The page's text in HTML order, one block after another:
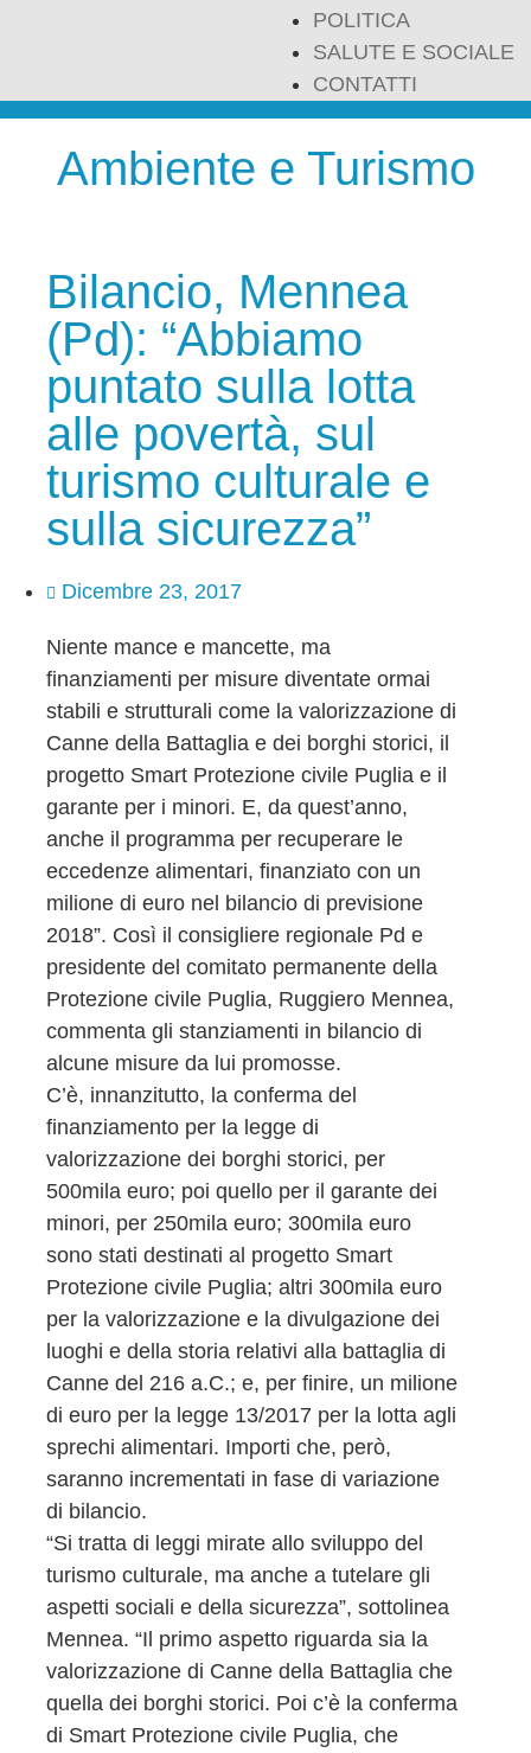
POLITICA
SALUTE E SOCIALE
CONTATTI
Ambiente e Turismo
Bilancio, Mennea
(Pd): “Abbiamo
puntato sulla lotta
alle povertà, sul
turismo culturale e
sulla sicurezza”
Dicembre 23, 2017
Niente mance e mancette, ma
finanziamenti per misure diventate ormai
stabili e strutturali come la valorizzazione di
Canne della Battaglia e dei borghi storici, il
progetto Smart Protezione civile Puglia e il
garante per i minori. E, da quest’anno,
anche il programma per recuperare le
eccedenze alimentari, finanziato con un
milione di euro nel bilancio di previsione
2018”. Così il consigliere regionale Pd e
presidente del comitato permanente della
Protezione civile Puglia, Ruggiero Mennea,
commenta gli stanziamenti in bilancio di
alcune misure da lui promosse.
C’è, innanzitutto, la conferma del
finanziamento per la legge di
valorizzazione dei borghi storici, per
500mila euro; poi quello per il garante dei
minori, per 250mila euro; 300mila euro
sono stati destinati al progetto Smart
Protezione civile Puglia; altri 300mila euro
per la valorizzazione e la divulgazione dei
luoghi e della storia relativi alla battaglia di
Canne del 216 a.C.; e, per finire, un milione
di euro per la legge 13/2017 per la lotta agli
sprechi alimentari. Importi che, però,
saranno incrementati in fase di variazione
di bilancio.
“Si tratta di leggi mirate allo sviluppo del
turismo culturale, ma anche a tutelare gli
aspetti sociali e della sicurezza”, sottolinea
Mennea. “Il primo aspetto riguarda sia la
valorizzazione di Canne della Battaglia che
quella dei borghi storici. Poi c’è la conferma
di Smart Protezione civile Puglia, che